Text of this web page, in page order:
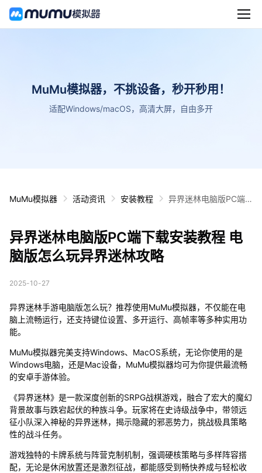
MuMu模拟器，不挑设备，秒开秒用！
适配Windows/macOS，高清大屏，自由多开
MuMu模拟器 活动资讯 安装教程
异界迷林电脑版PC端
异界迷林电脑版PC端下载安装教程 电
脑版怎么玩异界迷林攻略
2025-10-27
异界迷林手游电脑版怎么玩？推荐使用MuMu模拟器，不仅能在电
脑上流畅运行，还支持键位设置、多开运行、高帧率等多种实用功
能。
MuMu模拟器完美支持Windows、MacOS系统，无论你使用的是
Windows电脑，还是Mac设备，MuMu模拟器均可为你提供最流畅
的安卓手游体验。
《异界迷林》是一款深度创新的SRPG战棋游戏，融合了宏大的魔幻
背景故事与跌宕起伏的种族斗争。玩家将在史诗级战争中，带领远
征小队深入神秘的异界迷林，揭示隐藏的邪恶势力，挑战极具策略
性的战斗任务。
游戏独特的卡牌系统与阵营克制机制，强调硬核策略与多样阵容搭
配，无论是休闲放置还是激烈征战，都能感受到畅快养成与轻松收